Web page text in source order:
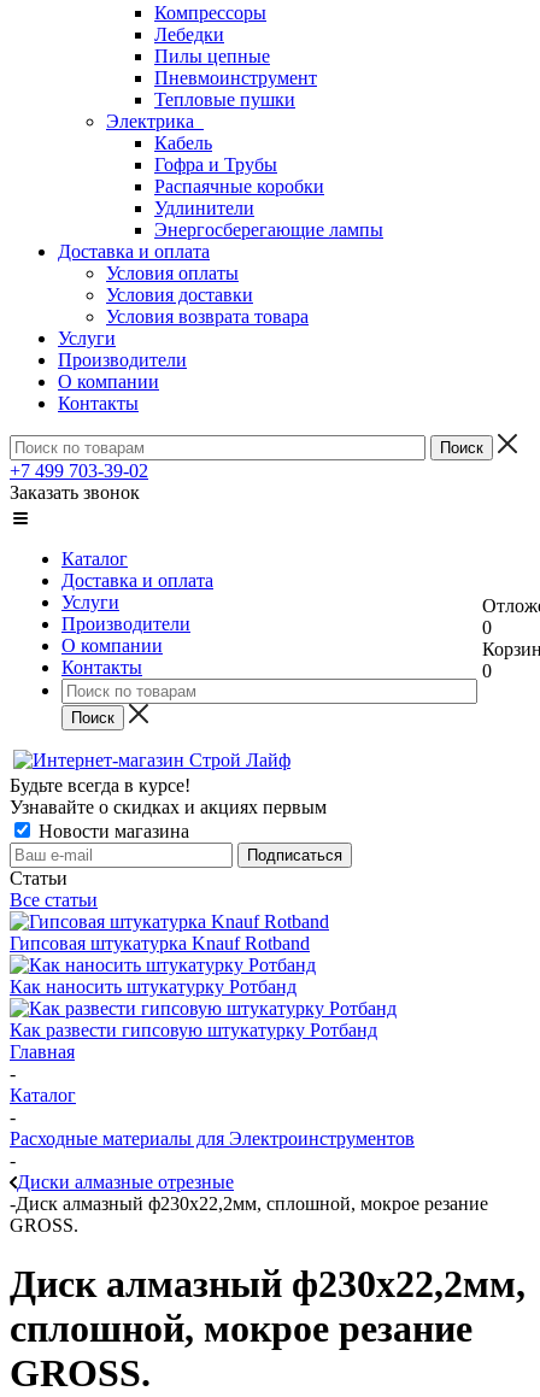
Компрессоры
Лебедки
Пилы цепные
Пневмоинструмент
Тепловые пушки
Электрика
Кабель
Гофра и Трубы
Распаячные коробки
Удлинители
Энергосберегающие лампы
Доставка и оплата
Условия оплаты
Условия доставки
Условия возврата товара
Услуги
Производители
О компании
Контакты
+7 499 703-39-02
Заказать звонок
Каталог
Доставка и оплата
Услуги
Производители
О компании
Контакты
0
0
Будьте всегда в курсе!
Узнавайте о скидках и акциях первым
Новости магазина
Статьи
Все статьи
Гипсовая штукатурка Knauf Rotband
Как наносить штукатурку Ротбанд
Как развести гипсовую штукатурку Ротбанд
Главная
-
Каталог
-
Расходные материалы для Электроинструментов
-
Диски алмазные отрезные
-Диск алмазный ф230х22,2мм, сплошной, мокрое резание
GROSS.
Диск алмазный ф230х22,2мм,
сплошной, мокрое резание
GROSS.